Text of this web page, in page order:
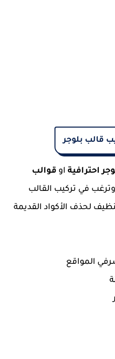
قالب بلوجر
احترافية او قوالب
وترغب في تركيب القالب
لحذف الأكواد القديمة
المواقع